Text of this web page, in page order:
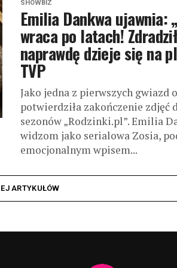
SHOWBIZ
Emilia Dankwa ujawnia:
wraca po latach!
naprawdę dzieje się na
TVP
Jako jedna z pierwszych gwiazd
potwierdziła zakończenie zdjęć
sezonów „Rodzinki.pl”. Emilia
widzom jako serialowa Zosia,
emocjonalnym wpisem...
ARTYKUŁÓW